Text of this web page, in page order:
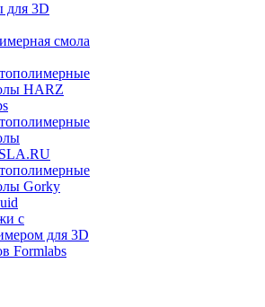
для 3D
смола
HARZ
Gorky
с
для 3D
Formlabs